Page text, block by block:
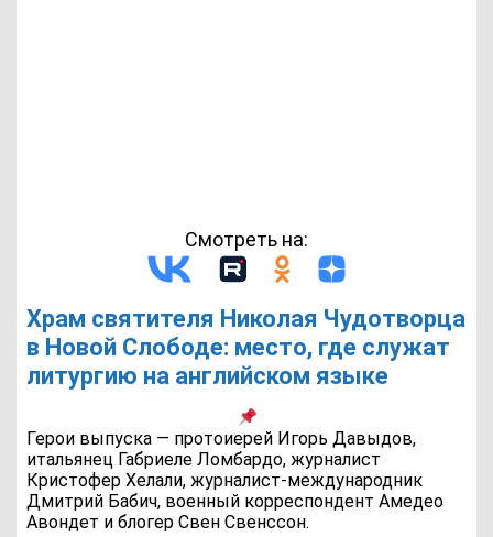
Смотреть на:
Храм святителя Николая Чудотворца
в Новой Слободе: место, где служат
литургию на английском языке
Герои выпуска — протоиерей Игорь Давыдов,
итальянец Габриеле Ломбардо, журналист
Кристофер Хелали, журналист-международник
Дмитрий Бабич, военный корреспондент Амедео
Авондет и блогер Свен Свенссон.